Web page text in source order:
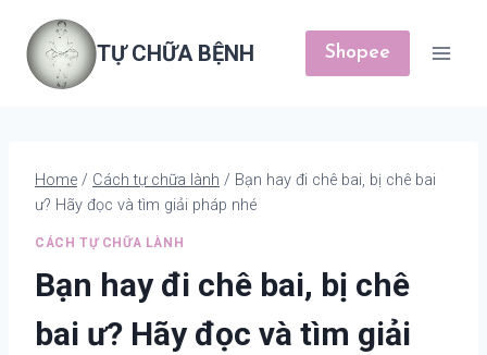
content
TỰ CHỮA BỆNH Shopee
Home / Cách tự chữa lành / Bạn hay đi chê bai, bị chê bai
ư? Hãy đọc và tìm giải pháp nhé
CÁCH TỰ CHỮA LÀNH
Bạn hay đi chê bai, bị chê
bai ư? Hãy đọc và tìm giải